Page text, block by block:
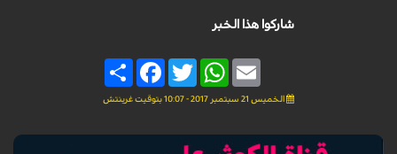
شاركوا هذا الخبر
Share
FacebookTwitter
WhatsAppEmail
الخميس 21 سبتمبر 2017 - 10:07 بتوقيت غرينتش